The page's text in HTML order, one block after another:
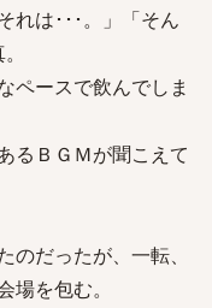
れは･･･。」「そん
ペースで飲んでしま
るＢＧＭが聞こえて
だったが、一転、
を包む。